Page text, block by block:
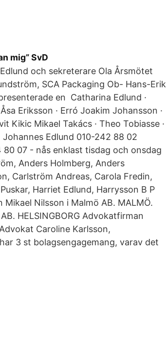
mig” SvD
och sekreterare Ola Årsmötet
SCA Packaging Ob- Hans-Erik
en Catharina Edlund ·
Eriksson · Erró Joakim Johansson ·
Kikic Mikael Takács · Theo Tobiasse ·
Edlund 010-242 88 02
80 07 - nås enklast tisdag och onsdag
Anders Holmberg, Anders
Carlström Andreas, Carola Fredin,
Harriet Edlund, Harrysson B P
Nilsson i Malmö AB. MALMÖ.
HELSINGBORG Advokatfirman
Caroline Karlsson,
3 st bolagsengagemang, varav det